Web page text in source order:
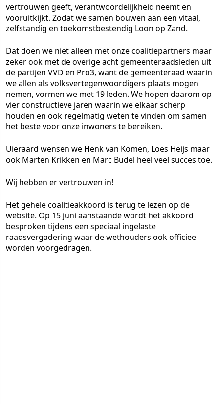
vertrouwen geeft, verantwoordelijkheid neemt en
vooruitkijkt. Zodat we samen bouwen aan een vitaal,
zelfstandig en toekomstbestendig Loon op Zand.
Dat doen we niet alleen met onze coalitiepartners maar
zeker ook met de overige acht gemeenteraadsleden uit
de partijen VVD en Pro3, want de gemeenteraad waarin
we allen als volksvertegenwoordigers plaats mogen
nemen, vormen we met 19 leden. We hopen daarom op
vier constructieve jaren waarin we elkaar scherp
houden en ook regelmatig weten te vinden om samen
het beste voor onze inwoners te bereiken.
Uieraard wensen we Henk van Komen, Loes Heijs maar
ook Marten Krikken en Marc Budel heel veel succes toe.
Wij hebben er vertrouwen in!
Het gehele coalitieakkoord is terug te lezen op de
website. Op 15 juni aanstaande wordt het akkoord
besproken tijdens een speciaal ingelaste
raadsvergadering waar de wethouders ook officieel
worden voorgedragen.